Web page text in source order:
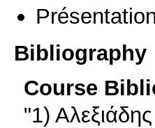
Bibliography
Course
"1)